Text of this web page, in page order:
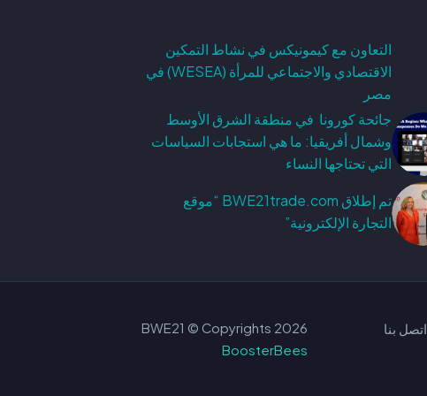
التعاون مع كيمونيكس في نشاط التمكين
الاقتصادي والاجتماعي للمرأة (WESEA) في
مصر
جائحة كورونا في منطقة الشرق الأوسط
وشمال أفريقيا: ما هي استجابات السياسات
التي تحتاجها النساء
تم إطلاق BWE21trade.com “موقع
التجارة الإلكترونية”
اتصل بنا
2026 BWE21 © Copyrights
BoosterBees